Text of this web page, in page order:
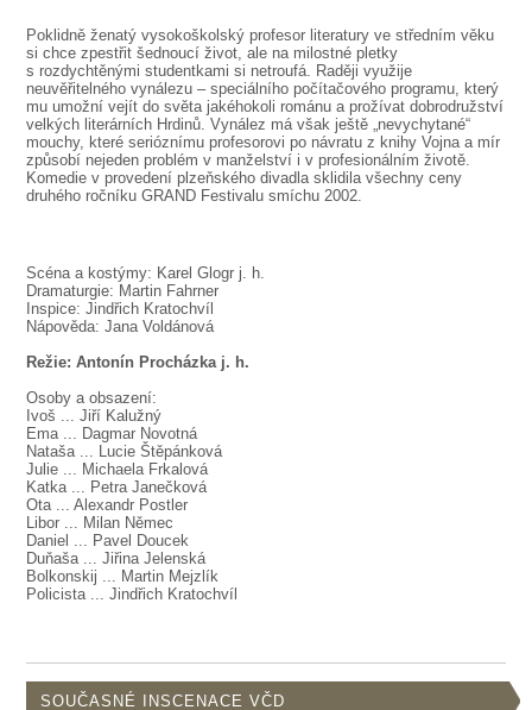
PŘEDPLATNÉ
KONTAKTY
O DIVADLE
SOUBOR
Poklidně ženatý vysokoškolský profesor literatury ve středním věku
si chce zpestřit šednoucí život, ale na milostné pletky
s rozdychtěnými studentkami si netroufá. Raději využije
neuvěřitelného vynálezu – speciálního počítačového programu, který
mu umožní vejít do světa jakéhokoli románu a prožívat dobrodružství
velkých literárních Hrdinů. Vynález má však ještě „nevychytané“
mouchy, které serióznímu profesorovi po návratu z knihy Vojna a mír
způsobí nejeden problém v manželství i v profesionálním životě.
Komedie v provedení plzeňského divadla sklidila všechny ceny
druhého ročníku GRAND Festivalu smíchu 2002.
Scéna a kostýmy: Karel Glogr j. h.
Dramaturgie: Martin Fahrner
Inspice: Jindřich Kratochvíl
Nápověda: Jana Voldánová
Režie: Antonín Procházka j. h.
Osoby a obsazení:
Ivoš ... Jiří Kalužný
Ema ... Dagmar Novotná
Nataša ... Lucie Štěpánková
Julie ... Michaela Frkalová
Katka ... Petra Janečková
Ota ... Alexandr Postler
Libor ... Milan Němec
Daniel ... Pavel Doucek
Duňaša ... Jiřina Jelenská
Bolkonskij ... Martin Mejzlík
Policista ... Jindřich Kratochvíl
SOUČASNÉ INSCENACE VČD